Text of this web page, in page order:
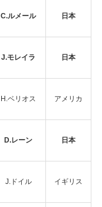
C.ルメール 日本
J.モレイラ 日本
H.ベリオス アメリカ
D.レーン 日本
J.ドイル イギリス